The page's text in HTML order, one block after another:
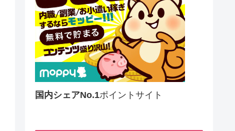
国内シェアNo.1ポイントサイト